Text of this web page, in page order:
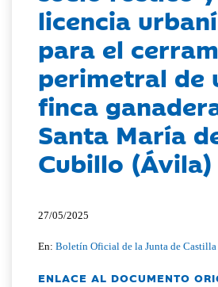
licencia
para el
perimetral de
finca
Santa María
Cubillo (Ávila)
27/05/2025
En:Boletín Oficial de la Junta de
ENLACE AL DOCUMENTO